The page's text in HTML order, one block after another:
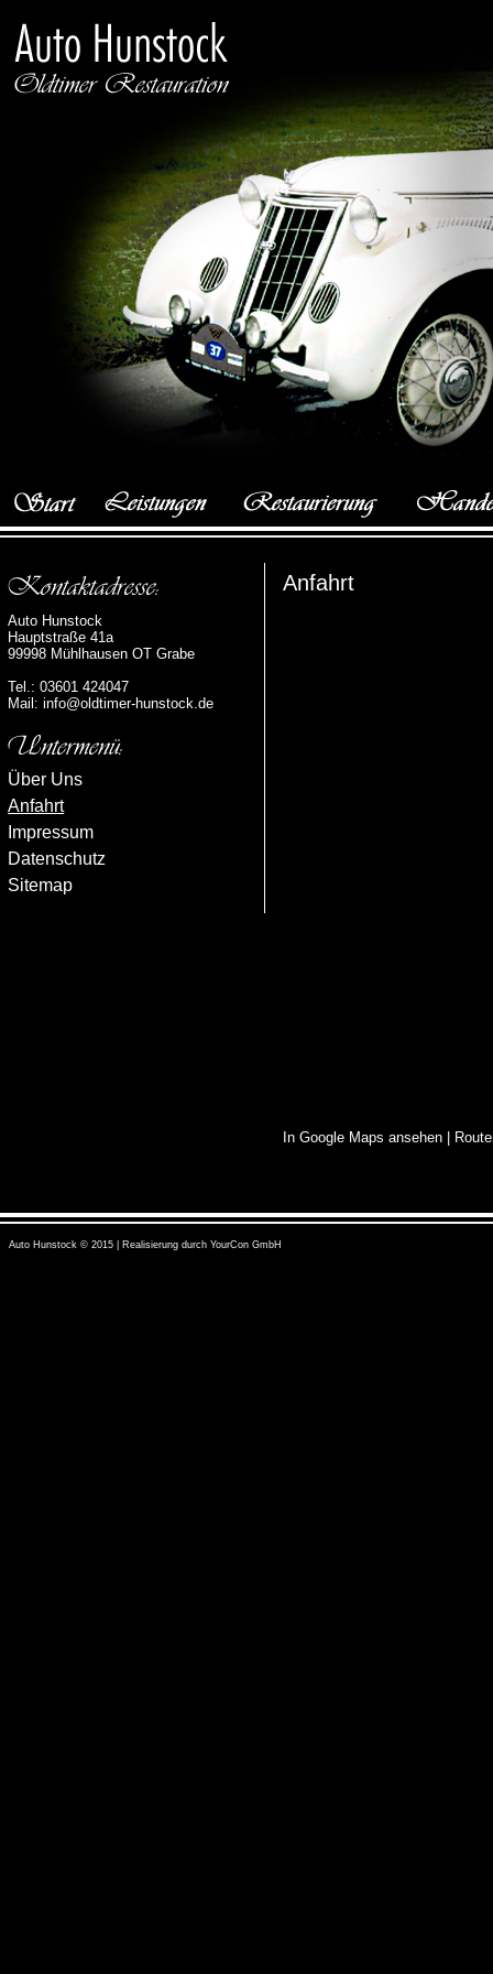
Auto Hunstock
Hauptstraße 41a
99998 Mühlhausen OT Grabe
Tel.: 03601 424047
Mail:info@oldtimer-hunstock.de
Über Uns
Anfahrt
Impressum
Datenschutz
Sitemap
Anfahrt
In Google Maps ansehen
Auto Hunstock © 2015 | Realisierung durch YourCon GmbH